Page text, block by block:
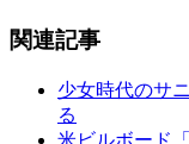
関連記事
少女時代のサ
る
米ビルボード